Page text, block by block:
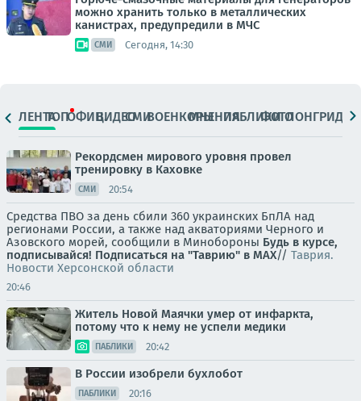
можно хранить только в металлических
канистрах, предупредили в МЧС
СМИ Сегодня, 14:30
ЛЕНТАТОПОФИЦ.ВИДЕОСМИВОЕНКОРЫМНЕНИЯПАБЛИКИ
ФОТОЛОНГРИДЫ
Рекордсмен мирового уровня провел
тренировку в Каховке
СМИ 20:54
Средства ПВО за день сбили 360 украинских БпЛА над
регионами России, а также над акваториями Черного и
Азовского морей, сообщили в Минобороны Будь в курсе,
подписывайся! Подписаться на "Таврию" в MAX// Таврия.
Новости Херсонской области
20:46
Житель Новой Маячки умер от инфаркта,
потому что к нему не успели медики
ПАБЛИКИ 20:42
В России изобрели бухлобот
ПАБЛИКИ 20:16